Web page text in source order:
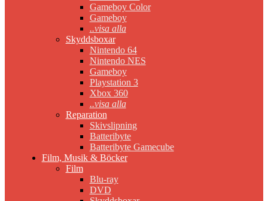
Gameboy Color
Gameboy
..visa alla
Skyddsboxar
Nintendo 64
Nintendo NES
Gameboy
Playstation 3
Xbox 360
..visa alla
Reparation
Skivslipning
Batteribyte
Batteribyte Gamecube
Film, Musik & Böcker
Film
Blu-ray
DVD